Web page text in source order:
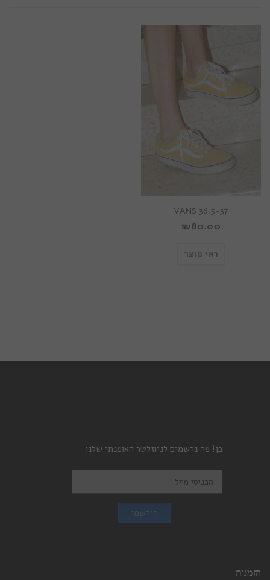
VANS 36.5-37
₪80.00
ראי מוצר
הירשמי
כן! פה נרשמים לניוזלטר האופנתי שלנו
הזמנות